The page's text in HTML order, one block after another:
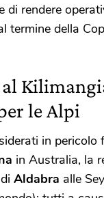
di rendere
termine della
le Alpi
in pericolo
in Australia, la
Aldabra alle